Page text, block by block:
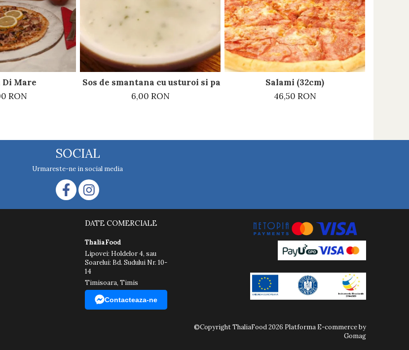
Mare
RON
Sos de smantana cu usturoi si patrunjel
6,00 RON
Salami (32cm)
46,50 RON
SOCIAL
Urmareste-ne in social media
DATE COMERCIALE
ThaliaFood
Lipovei: Holdelor 4, sau
Soarelui: Bd. Sudului Nr. 10-
14
Timisoara, Timis
Contacteaza-ne
©Copyright ThaliaFood 2026 Platforma E-commerce by
Gomag